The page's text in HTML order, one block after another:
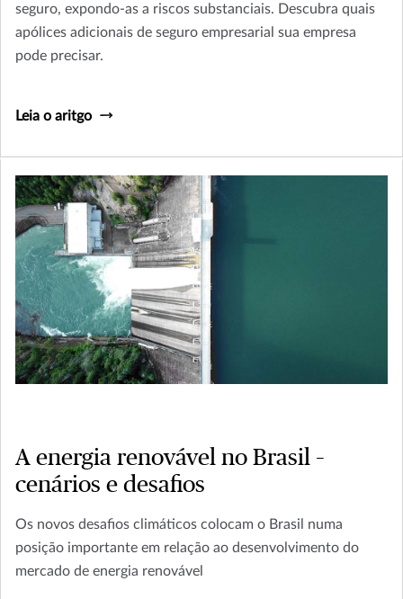
seguro, expondo-as a riscos substanciais. Descubra quais
apólices adicionais de seguro empresarial sua empresa
pode precisar.
Leia o aritgo
A energia renovável no Brasil –
cenários e desafios
Os novos desafios climáticos colocam o Brasil numa
posição importante em relação ao desenvolvimento do
mercado de energia renovável